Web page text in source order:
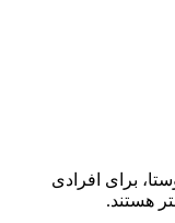
100 درصد روبوستا، برای افرادی
هستند.